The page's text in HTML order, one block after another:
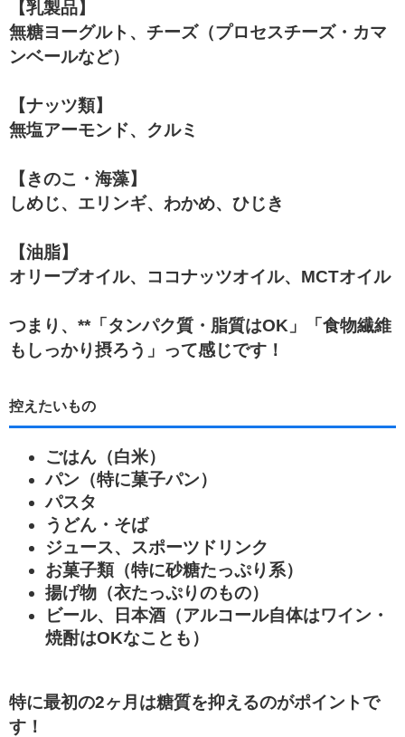
【乳製品】
無糖ヨーグルト、チーズ（プロセスチーズ・カマ
ンベールなど）
【ナッツ類】
無塩アーモンド、クルミ
【きのこ・海藻】
しめじ、エリンギ、わかめ、ひじき
【油脂】
オリーブオイル、ココナッツオイル、MCTオイル
つまり、**「タンパク質・脂質はOK」「食物繊維
もしっかり摂ろう」って感じです！
控えたいもの
ごはん（白米）
パン（特に菓子パン）
パスタ
うどん・そば
ジュース、スポーツドリンク
お菓子類（特に砂糖たっぷり系）
揚げ物（衣たっぷりのもの）
ビール、日本酒（アルコール自体はワイン・
焼酎はOKなことも）
特に最初の2ヶ月は糖質を抑えるのがポイントで
す！